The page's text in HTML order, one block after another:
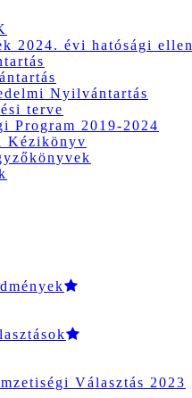
2024. évi hatósági
Nyilvántartás
terve
Program 2019-2024
Kézikönyv
Választás 2023